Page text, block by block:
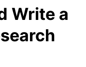
Write a